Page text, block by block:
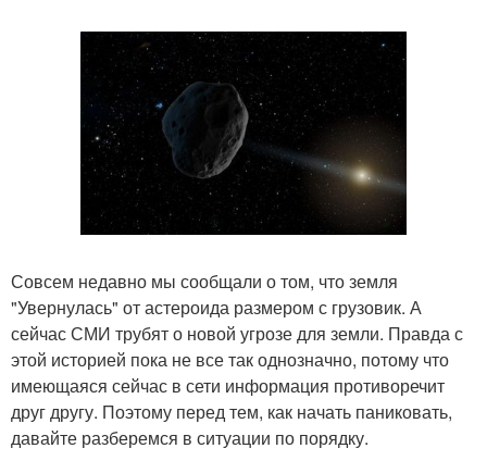
Совсем недавно мы сообщали о том, что земля
"Увернулась" от астероида размером с грузовик. А
сейчас СМИ трубят о новой угрозе для земли. Правда с
этой историей пока не все так однозначно, потому что
имеющаяся сейчас в сети информация противоречит
друг другу. Поэтому перед тем, как начать паниковать,
давайте разберемся в ситуации по порядку.